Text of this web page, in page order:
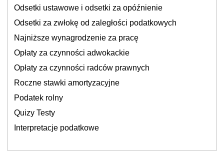
Odsetki ustawowe i odsetki za opóźnienie
Odsetki za zwłokę od zaległości podatkowych
Najniższe wynagrodzenie za pracę
Opłaty za czynności adwokackie
Opłaty za czynności radców prawnych
Roczne stawki amortyzacyjne
Podatek rolny
Quizy Testy
Interpretacje podatkowe